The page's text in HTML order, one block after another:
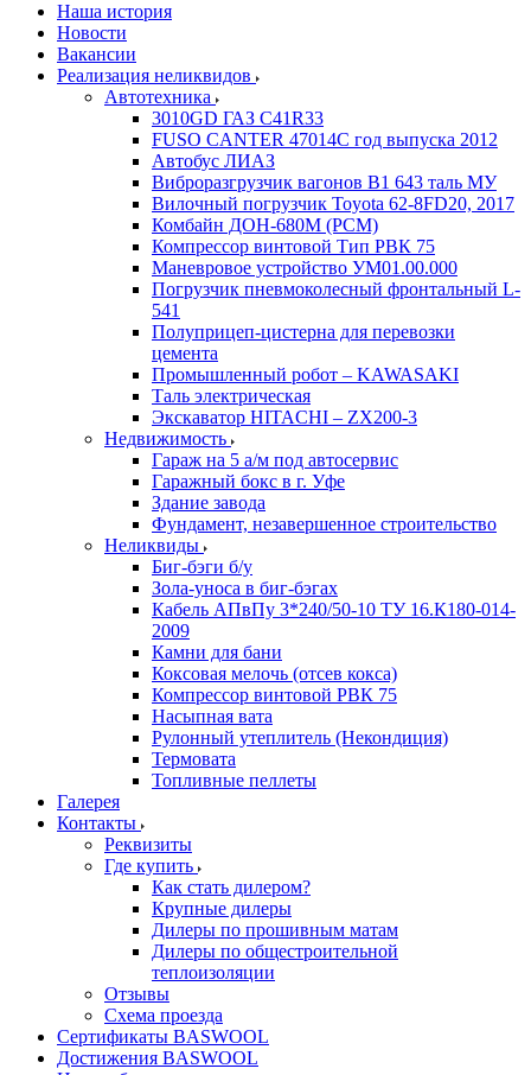
Наша история
Новости
Вакансии
Реализация неликвидов
Автотехника
3010GD ГАЗ С41R33
FUSO CANTER 47014C год выпуска 2012
Автобус ЛИАЗ
Виброразгрузчик вагонов В1 643 таль МУ
Вилочный погрузчик Toyota 62-8FD20, 2017
Комбайн ДОН-680М (РСМ)
Компрессор винтовой Тип РВК 75
Маневровое устройство УМ01.00.000
Погрузчик пневмоколесный фронтальный L-
541
Полуприцеп-цистерна для перевозки
цемента
Промышленный робот – KAWASAKI
Таль электрическая
Экскаватор HITACHI – ZX200-3
Недвижимость
Гараж на 5 а/м под автосервис
Гаражный бокс в г. Уфе
Здание завода
Фундамент, незавершенное строительство
Неликвиды
Биг-бэги б/у
Зола-уноса в биг-бэгах
Кабель АПвПу 3*240/50-10 ТУ 16.К180-014-
2009
Камни для бани
Коксовая мелочь (отсев кокса)
Компрессор винтовой РВК 75
Насыпная вата
Рулонный утеплитель (Некондиция)
Термовата
Топливные пеллеты
Галерея
Контакты
Реквизиты
Где купить
Как стать дилером?
Крупные дилеры
Дилеры по прошивным матам
Дилеры по общестроительной
теплоизоляции
Отзывы
Схема проезда
Сертификаты BASWOOL
Достижения BASWOOL